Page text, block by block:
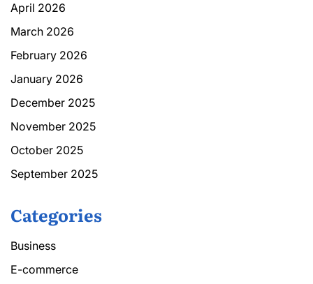
April 2026
March 2026
February 2026
January 2026
December 2025
November 2025
October 2025
September 2025
Categories
Business
E-commerce